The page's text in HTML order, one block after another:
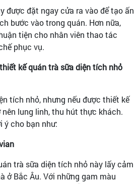
được đặt ngay cửa ra vào để tạo ấn
bước vào trong quán. Hơn nữa,
tiện cho nhân viên thao tác
phục vụ.
kế quán trà sữa diện tích nhỏ
tích nhỏ, nhưng nếu được thiết kế
lung linh, thu hút thực khách.
ý cho bạn như:
trà sữa diện tích nhỏ này lấy cảm
ở Bắc Âu. Với những gam màu